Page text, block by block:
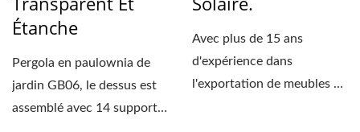
Étanche
Pergola en paulownia de
jardin GB06, le dessus est
assemblé avec 14 supports
Avec plus de 15 ans
d'expérience dans
l'exportation de meubles en